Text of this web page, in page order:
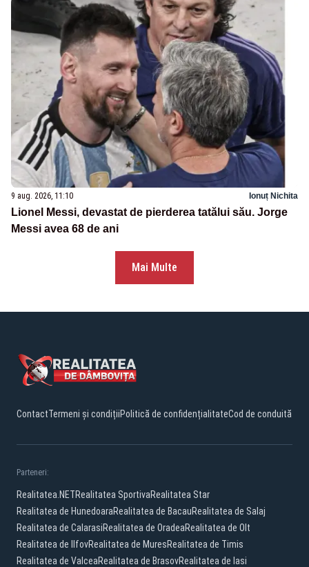
9 aug. 2026, 11:10 Ionuț Nichita
Lionel Messi, devastat de pierderea tatălui său. Jorge
Messi avea 68 de ani
Mai Multe
ContactTermeni și condițiiPolitică de confidențialitateCod de conduită
Parteneri:
Realitatea.NETRealitatea SportivaRealitatea Star
Realitatea de HunedoaraRealitatea de BacauRealitatea de Salaj
Realitatea de CalarasiRealitatea de OradeaRealitatea de Olt
Realitatea de IlfovRealitatea de MuresRealitatea de Timis
Realitatea de ValceaRealitatea de BrasovRealitatea de Iasi